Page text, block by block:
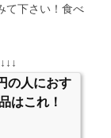
て下さい！食べ
の人におす
はこれ！